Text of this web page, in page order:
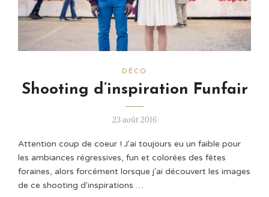
DÉCO
Shooting d’inspiration Funfair
23 août 2016
Attention coup de coeur ! J'ai toujours eu un faible pour
les ambiances régressives, fun et colorées des fêtes
foraines, alors forcément lorsque j'ai découvert les images
de ce shooting d'inspirations …